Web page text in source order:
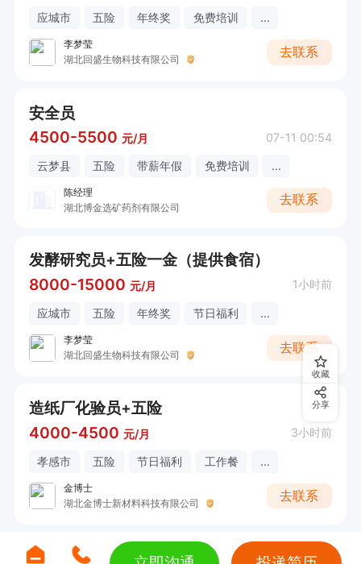
应城市 五险 年终奖 免费培训 ...
李梦莹
湖北回盛生物科技有限公司
去联系
安全员
4500-5500 元/月 07-11 00:54
云梦县 五险 带薪年假 免费培训 ...
陈经理
湖北博金选矿药剂有限公司
去联系
发酵研究员+五险一金（提供食宿）
8000-15000 元/月 1小时前
应城市 五险 年终奖 节日福利 ...
李梦莹
湖北回盛生物科技有限公司
去联系
造纸厂化验员+五险
4000-4500 元/月 3小时前
孝感市 五险 节日福利 工作餐 ...
金博士
湖北金博士新材料科技有限公司
去联系
收藏
分享